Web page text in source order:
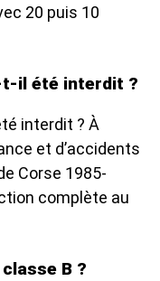
20 puis 10
t-il été interdit ?
interdit ? À
et d’accidents
Corse 1985-
complète au
B ?